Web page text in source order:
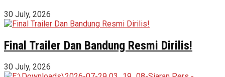
30 July, 2026
Final Trailer Dan Bandung Resmi Dirilis!
30 July, 2026